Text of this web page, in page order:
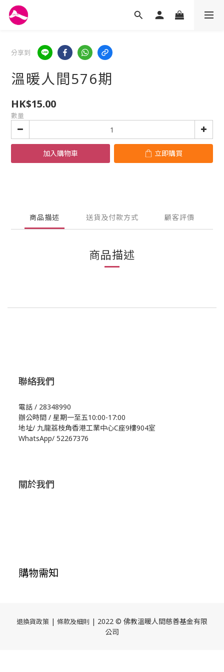
分享到
溫暖人間576期
HK$15.00
數量
加入購物車 立即購買
商品描述 送貨及付款方式 顧客評價
商品描述
聯絡我們
電話 / 28348990
辦公時間 / 星期一至五10:00-17:00
地址/ 九龍荔枝角香港工業中心C座9樓904室
WhatsApp/ 52267376
關於我們
購物需知
退換貨政策 | 條款及細則 | 2022 © 佛教溫暖人間慈善基金有限
公司